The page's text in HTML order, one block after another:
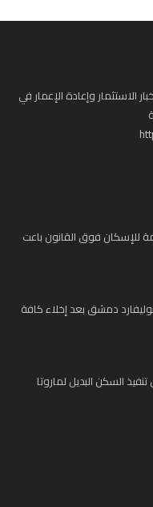
وإعادة الإعمار في
فوق القانون باعت
دمشق بعد إخلاء كافة
البديل لماروتا